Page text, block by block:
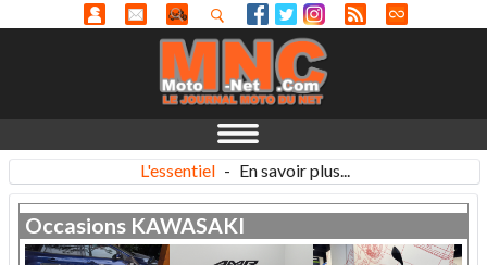
L'essentiel - En savoir plus...
Occasions KAWASAKI